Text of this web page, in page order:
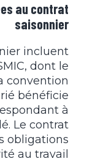
au contrat
saisonnier
incluent
dont le
convention
bénéficie
à
Le contrat
obligations
au travail.